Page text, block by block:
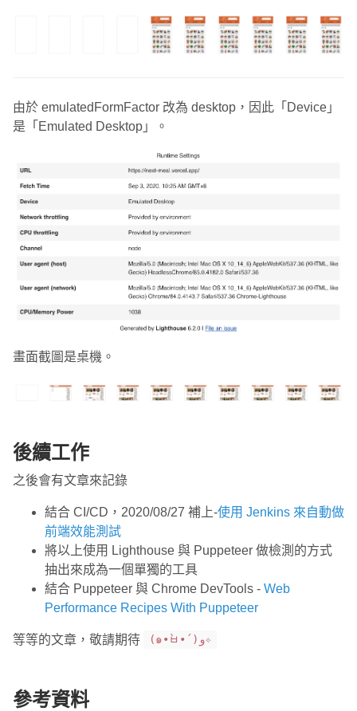
由於 emulatedFormFactor 改為 desktop，因此「Device」
是「Emulated Desktop」。
畫面截圖是桌機。
後續工作
之後會有文章來記錄
結合 CI/CD，2020/08/27 補上-使用 Jenkins 來自動做
前端效能測試
將以上使用 Lighthouse 與 Puppeteer 做檢測的方式
抽出來成為一個單獨的工具
結合 Puppeteer 與 Chrome DevTools - Web
Performance Recipes With Puppeteer
等等的文章，敬請期待 (๑•̀ㅂ•́)و✧
參考資料